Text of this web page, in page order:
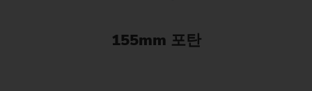
155mm 포탄